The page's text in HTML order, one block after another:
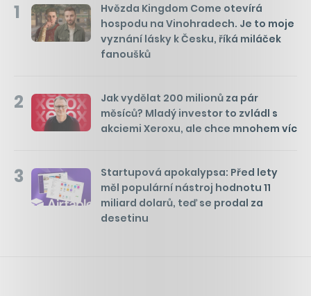
1
Hvězda Kingdom Come otevírá
hospodu na Vinohradech. Je to moje
vyznání lásky k Česku, říká miláček
fanoušků
2
Jak vydělat 200 milionů za pár
měsíců? Mladý investor to zvládl s
akciemi Xeroxu, ale chce mnohem víc
3
Startupová apokalypsa: Před lety
měl populární nástroj hodnotu 11
miliard dolarů, teď se prodal za
desetinu